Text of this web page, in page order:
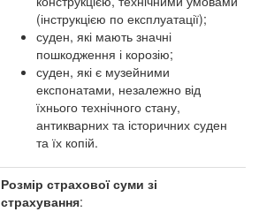
(інструкцією по експлуатації);
суден, які мають значні
пошкодження і корозію;
суден, які є музейними
експонатами, незалежно від
їхнього технічного стану,
антикварних та історичних суден
та їх копій.
Розмір страхової суми зі
страхування: